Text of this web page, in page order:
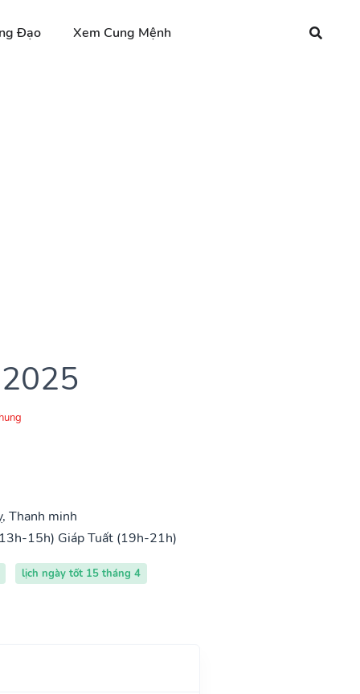
Đạo Xem Cung Mệnh
Thanh minh
15h) Giáp Tuất (19h-21h)
lịch ngày tốt 15 tháng 4